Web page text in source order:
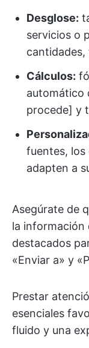
Desglose:
servicios o
Cálculos:
automático
procede] y
fuentes, los
adapten a
Asegúrate de
la información
destacados
«Enviar a» y
Prestar
esenciales
fluido y una